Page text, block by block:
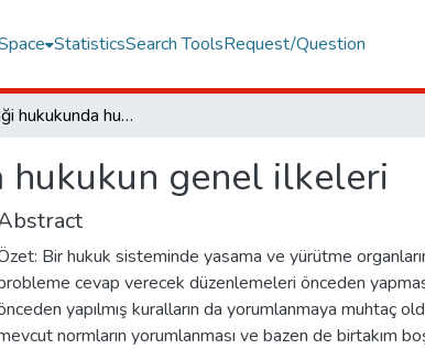
StatisticsSearch ToolsRequest/Question
Avrupa birliği hukukunda hukukun genel ilkeleri
genel ilkeleri
Bir hukuk sisteminde yasama ve yürütme
cevap verecek düzenlemeleri önceden
yapılmış kuralların da yorumlanmaya muhtaç
normların yorumlanması ve bazen de birtakım